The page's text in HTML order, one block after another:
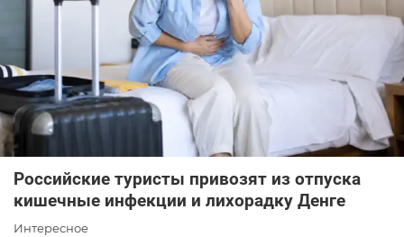
Российские туристы привозят из отпуска
кишечные инфекции и лихорадку Денге
Интересное